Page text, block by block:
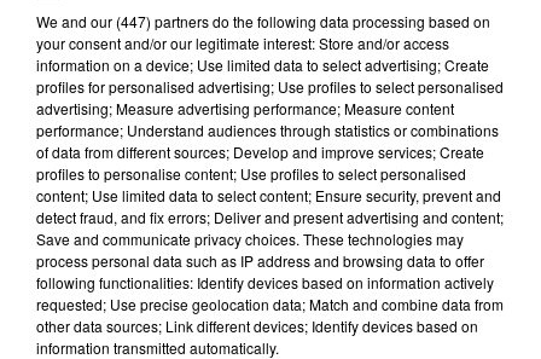
Cet élément est masqué compte-tenu du refus du
dépôt de cookies que vous avez exprimé. Si vous
souhaitez l'afficher, merci de nous donner votre accord
en cliquant sur le bouton ci-dessous.
Afficher l'élément
(C) 2017
We and our (447) partnersdo the following data processing based on
your consent and/or our legitimate interest: Store and/or access
information on a device; Use limited data to select advertising; Create
profiles for personalised advertising; Use profiles to select personalised
advertising; Measure advertising performance; Measure content
performance; Understand audiences through statistics or combinations
of data from different sources; Develop and improve services; Create
profiles to personalise content; Use profiles to select personalised
content; Use limited data to select content; Ensure security, prevent and
detect fraud, and fix errors; Deliver and present advertising and content;
Save and communicate privacy choices. These technologies may
process personal data such as IP address and browsing data to offer
following functionalities: Identify devices based on information actively
requested; Use precise geolocation data; Match and combine data from
other data sources; Link different devices; Identify devices based on
information transmitted automatically.